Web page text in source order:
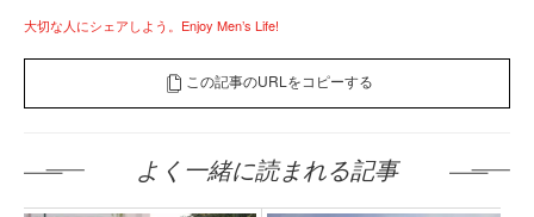
大切な人にシェアしよう。Enjoy Men’s Life!
この記事のURLをコピーする
よく一緒に読まれる記事